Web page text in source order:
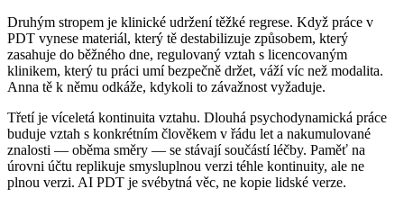
Druhým stropem je klinické udržení těžké regrese. Když práce v
PDT vynese materiál, který tě destabilizuje způsobem, který
zasahuje do běžného dne, regulovaný vztah s licencovaným
klinikem, který tu práci umí bezpečně držet, váží víc než modalita.
Anna tě k němu odkáže, kdykoli to závažnost vyžaduje.
Třetí je víceletá kontinuita vztahu. Dlouhá psychodynamická práce
buduje vztah s konkrétním člověkem v řádu let a nakumulované
znalosti — oběma směry — se stávají součástí léčby. Paměť na
úrovni účtu replikuje smysluplnou verzi téhle kontinuity, ale ne
plnou verzi. AI PDT je svébytná věc, ne kopie lidské verze.